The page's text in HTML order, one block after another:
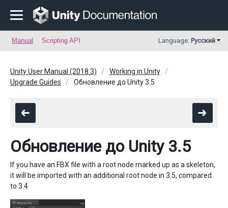
Manual Scripting API Language: Русский
Unity User Manual (2018.3)
Working in Unity
Upgrade Guides
Обновление до Unity 3.5
Обновление до Unity 3.5
If you have an FBX file with a root node marked up as a skeleton,
it will be imported with an additional root node in 3.5, compared
to 3.4